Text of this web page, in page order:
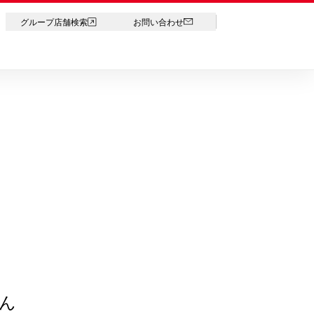
グループ店舗検索 お問い合わせ